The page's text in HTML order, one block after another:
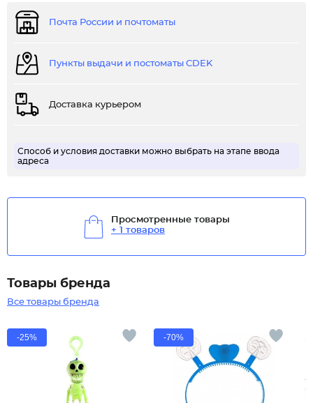
Почта России и почтоматы
Пункты выдачи и постоматы CDEK
Доставка курьером
Способ и условия доставки можно выбрать на этапе ввода
адреса
Просмотренные товары
+ 1 товаров
Товары бренда
Все товары бренда
-25% -70%